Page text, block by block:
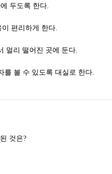
두도록 한다.
편리하게 한다.
중앙주사실, 약국은 정면 출입구에서 멀리 떨어진 곳에 둔다.
외과 계통 각 과는 1실에서 여러 환자를 볼 수 있도록 대실로 한다.
것은?